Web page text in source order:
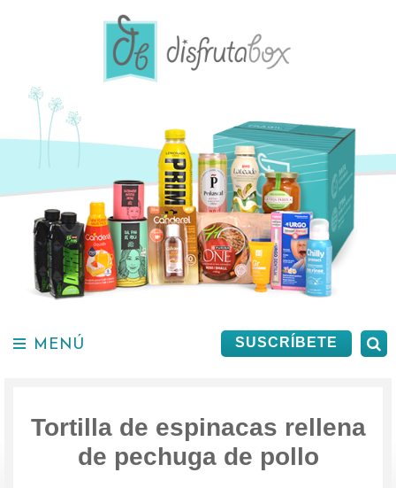
SUSCRÍBETE
MENÚ
Tortilla de espinacas rellena
de pechuga de pollo